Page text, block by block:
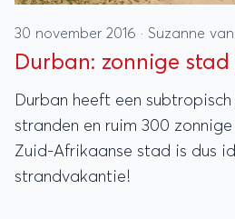
30 november 2016 · Suzanne
Durban: zonnige
Durban heeft een
stranden en ruim 300
Zuid-Afrikaanse stad is dus
strandvakantie!